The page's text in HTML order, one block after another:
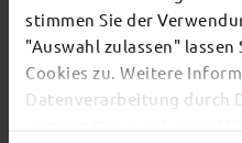
stimmen Sie der
"Auswahl zulassen"
Cookies zu. Weitere
Datenverarbeitung durch
There's always
whether it's a concert,
guided tour or a theatre
place to discover the